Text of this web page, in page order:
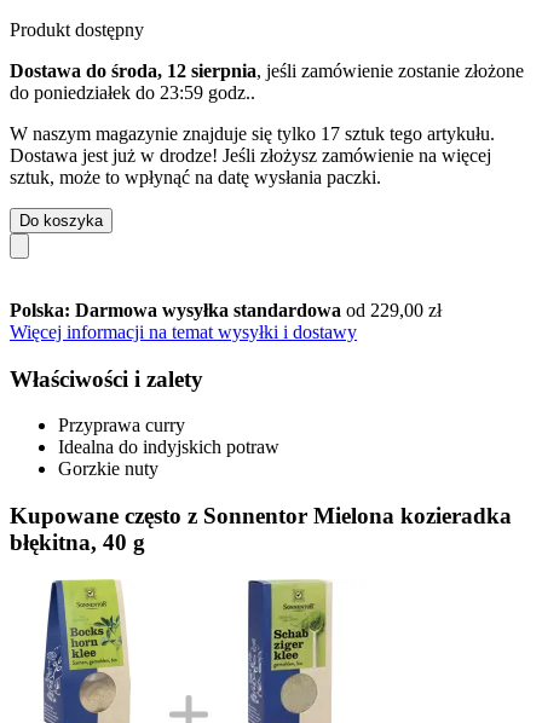
Produkt dostępny
Dostawa do środa, 12 sierpnia, jeśli zamówienie zostanie złożone
do poniedziałek do 23:59 godz..
W naszym magazynie znajduje się tylko 17 sztuk tego artykułu.
Dostawa jest już w drodze! Jeśli złożysz zamówienie na więcej
sztuk, może to wpłynąć na datę wysłania paczki.
Do koszyka
Polska: Darmowa wysyłka standardowa od 229,00 zł
Więcej informacji na temat wysyłki i dostawy
Właściwości i zalety
Przyprawa curry
Idealna do indyjskich potraw
Gorzkie nuty
Kupowane często z Sonnentor Mielona kozieradka
błękitna, 40 g